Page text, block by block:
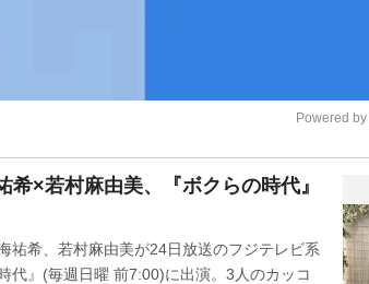
u
t
e
Powered by
希×若村麻由美、『ボクらの時代』
祐希、若村麻由美が24日放送のフジテレビ系
代』(毎週日曜 前7:00)に出演。3人のカッコ